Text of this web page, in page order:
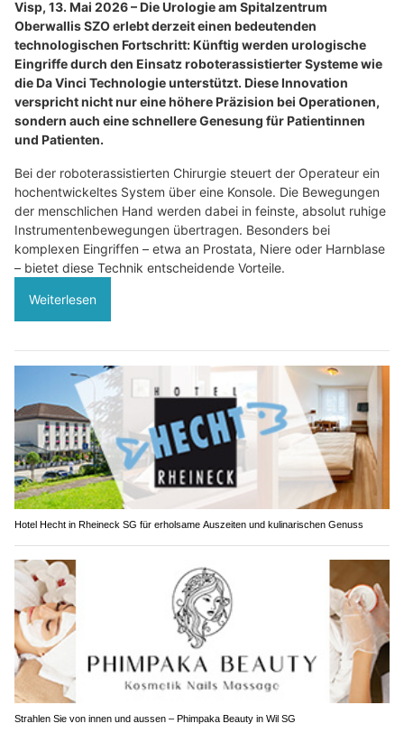
Visp, 13. Mai 2026 – Die Urologie am Spitalzentrum
Oberwallis SZO erlebt derzeit einen bedeutenden
technologischen Fortschritt: Künftig werden urologische
Eingriffe durch den Einsatz roboterassistierter Systeme wie
die Da Vinci Technologie unterstützt. Diese Innovation
verspricht nicht nur eine höhere Präzision bei Operationen,
sondern auch eine schnellere Genesung für Patientinnen
und Patienten.
Bei der roboterassistierten Chirurgie steuert der Operateur ein
hochentwickeltes System über eine Konsole. Die Bewegungen
der menschlichen Hand werden dabei in feinste, absolut ruhige
Instrumentenbewegungen übertragen. Besonders bei
komplexen Eingriffen – etwa an Prostata, Niere oder Harnblase
– bietet diese Technik entscheidende Vorteile.
Weiterlesen
Hotel Hecht in Rheineck SG für erholsame Auszeiten und kulinarischen Genuss
Strahlen Sie von innen und aussen – Phimpaka Beauty in Wil SG